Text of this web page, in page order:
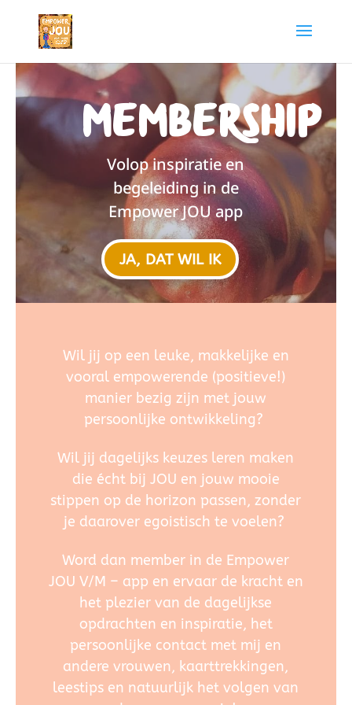
Membership
Volop inspiratie en
begeleiding in de
Empower JOU app
JA, DAT WIL IK
Wil jij op een leuke, makkelijke en
vooral empowerende (positieve!)
manier bezig zijn met jouw
persoonlijke ontwikkeling?
Wil jij dagelijks keuzes leren maken
die écht bij JOU en jouw mooie
stippen op de horizon passen, zonder
je daarover egoistisch te voelen?
Word dan member in de Empower
JOU V/M – app en ervaar de kracht en
het plezier van de dagelijkse
opdrachten en inspiratie, het
persoonlijke contact met mij en
andere vrouwen, kaarttrekkingen,
leestips en natuurlijk het volgen van